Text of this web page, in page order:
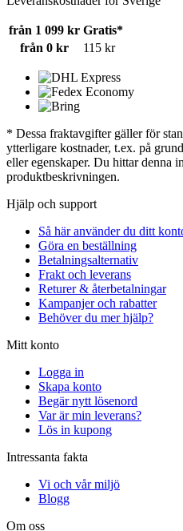
från 1 099 kr Gratis*
från 0 kr
115 kr
* Dessa fraktavgifter gäller för
ytterligare kostnader, t.ex. på
eller egenskaper. Du hittar denna
produktbeskrivningen.
Hjälp och support
Så här använder du ditt
Göra en beställning
Betalningsalternativ
Frakt och leverans
Returer & återbetalningar
Kampanjer och rabatter
Behöver du mer hjälp?
Mitt konto
Logga in
Skapa konto
Begär nytt lösenord
Var är min leverans?
Lös in kupong
Intressanta fakta
Vi och vår miljö
Blogg
Om oss